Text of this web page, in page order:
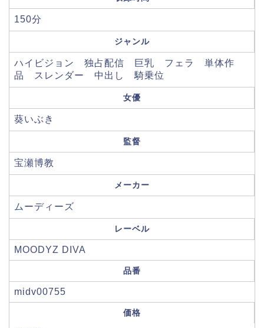
150分
ジャンル
ハイビジョン 独占配信 巨乳 フェラ 単体作
品 スレンダー 中出し 騎乗位
女優
葵いぶき
監督
宝瀬博教
メーカー
ムーディーズ
レーベル
MOODYZ DIVA
品番
midv00755
価格